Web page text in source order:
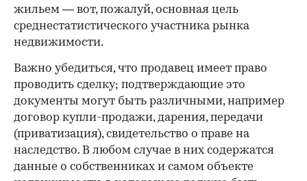
жильем — вот, пожалуй, основная цель
среднестатистического участника рынка
недвижимости.
Важно убедиться, что продавец имеет право
проводить сделку; подтверждающие это
документы могут быть различными, например
договор купли-продажи, дарения, передачи
(приватизация), свидетельство о праве на
наследство. В любом случае в них содержатся
данные о собственниках и самом объекте